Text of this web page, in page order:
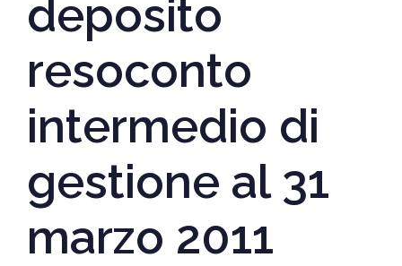
deposito
resoconto
intermedio di
gestione al 31
marzo 2011